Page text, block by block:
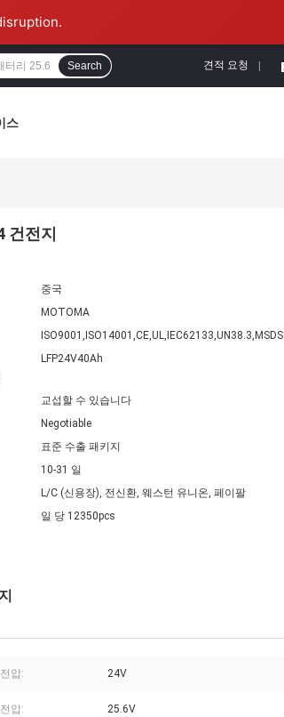
견적 요청
Search
스
건전지
중국
MOTOMA
ISO9001,ISO14001,CE,UL,IEC62133,UN38.3,MSDS
LFP24V40Ah
교섭할 수 있습니다
Negotiable
표준 수출 패키지
10-31 일
L/C (신용장), 전신환, 웨스턴 유니온, 페이팔
일 당 12350pcs
압: 24V
압: 25.6V